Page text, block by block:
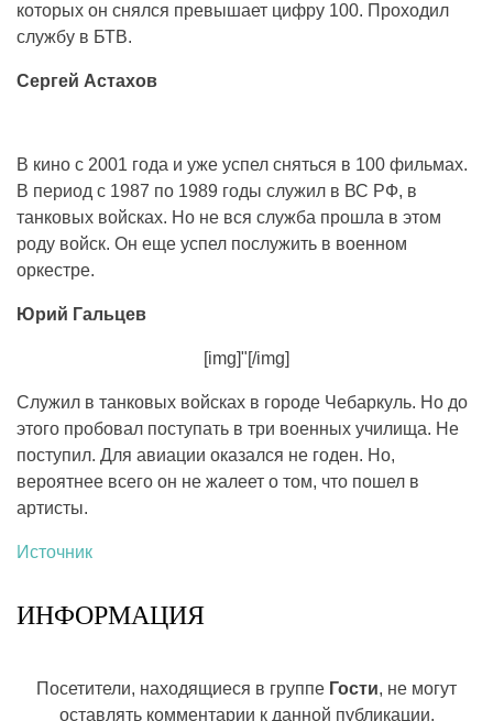
которых он снялся превышает цифру 100. Проходил
службу в БТВ.
Сергей Астахов
В кино с 2001 года и уже успел сняться в 100 фильмах.
В период с 1987 по 1989 годы служил в ВС РФ, в
танковых войсках. Но не вся служба прошла в этом
роду войск. Он еще успел послужить в военном
оркестре.
Юрий Гальцев
[img]"[/img]
Служил в танковых войсках в городе Чебаркуль. Но до
этого пробовал поступать в три военных училища. Не
поступил. Для авиации оказался не годен. Но,
вероятнее всего он не жалеет о том, что пошел в
артисты.
Источник
ИНФОРМАЦИЯ
Посетители, находящиеся в группе Гости, не могут
оставлять комментарии к данной публикации.